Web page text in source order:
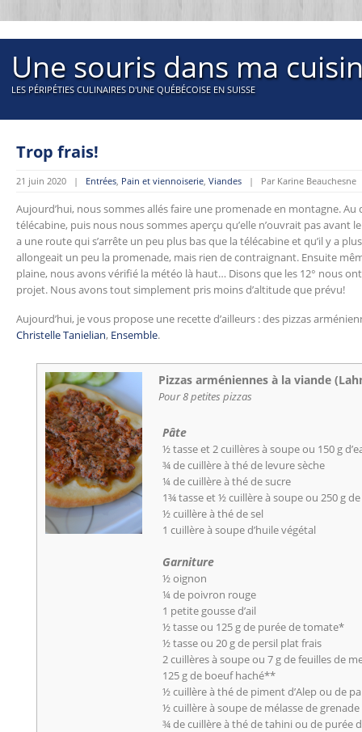
Une souris dans ma
LES PÉRIPÉTIES CULINAIRES D'UNE QUÉBÉCOISE EN SUISSE
Trop frais!
21 juin 2020 | Entrées, Pain et viennoiserie, Viandes | Par Karine Beauchesne
Aujourd’hui, nous sommes allés faire une promenade en montagne.
télécabine, puis nous nous sommes aperçu qu’elle n’ouvrait pas avant
a une route qui s’arrête un peu plus bas que la télécabine et qu’il y a
allongeait un peu la promenade, mais rien de contraignant. Ensuite
plaine, nous avons vérifié la météo là haut… Disons que les 12° nous
projet. Nous avons tout simplement pris moins d’altitude que prévu!
Aujourd’hui, je vous propose une recette d’ailleurs : des pizzas
Christelle Tanielian, Ensemble.
Pizzas arméniennes à la viande
Pour 8 petites pizzas
Pâte
½ tasse et 2 cuillères à soupe ou 150 g
¾ de cuillère à thé de levure sèche
¼ de cuillère à thé de sucre
1¾ tasse et ½ cuillère à soupe ou 250 g
½ cuillère à thé de sel
1 cuillère à soupe d’huile végétal
Garniture
½ oignon
¼ de poivron rouge
1 petite gousse d’ail
½ tasse ou 125 g de purée de tomate*
½ tasse ou 20 g de persil plat frais
2 cuillères à soupe ou 7 g de feuilles de
125 g de boeuf haché**
½ cuillère à thé de piment d’Alep ou de
½ cuillère à soupe de mélasse de grenade
¾ de cuillère à thé de tahini ou de purée